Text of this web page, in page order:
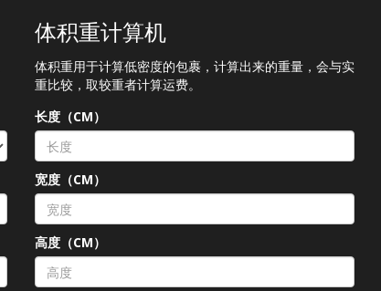
体积重计算机
体积重用于计算低密度的包裹，计算出来的重量，会与实
重比较，取较重者计算运费。
长度（CM）
宽度（CM）
高度（CM）